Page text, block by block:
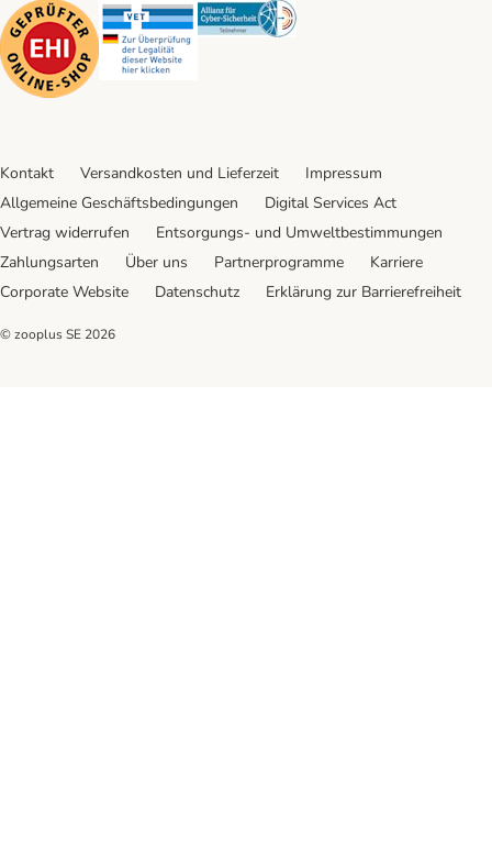
Security Security Security
Kontakt Versandkosten und Lieferzeit
Impressum
Allgemeine Geschäftsbedingungen
Digital Services Act
Vertrag widerrufen
Entsorgungs- und Umweltbestimmungen
Zahlungsarten
Über uns Partnerprogramme
Karriere
Corporate Website
Datenschutz Erklärung zur Barrierefreiheit
© zooplus SE 2026